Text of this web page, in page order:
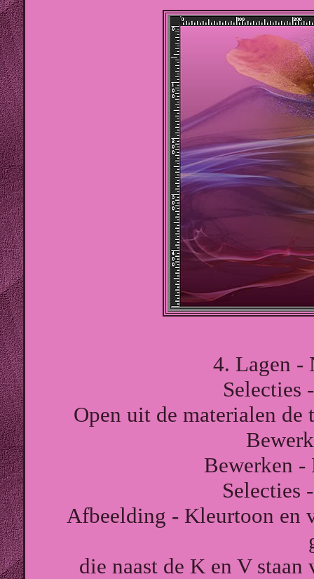
4. Lagen -
Selecties
Open uit de materialen
Bewerken -
Selecties
Afbeelding - Kleurtoon en
die naast de K en V